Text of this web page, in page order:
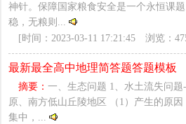
神针。保障国家粮食安全是一个永恒课
稳，无粮则...
[时间：2023-03-11 17:21:45 浏览：
最新最全高中地理简答题答题模板
摘要：一、生态问题 1、水土流失问
原、南方低山丘陵地区 （1）产生的原
集中，...